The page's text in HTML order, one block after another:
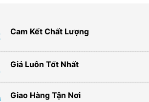
Cam Kết Chất Lượng
Giá Luôn Tốt Nhất
Giao Hàng Tận Nơi